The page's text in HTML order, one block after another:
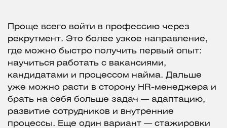
Проще всего войти в профессию через
рекрутмент. Это более узкое направление,
где можно быстро получить первый опыт:
научиться работать с вакансиями,
кандидатами и процессом найма. Дальше
уже можно расти в сторону HR-менеджера и
брать на себя больше задач — адаптацию,
развитие сотрудников и внутренние
процессы. Еще один вариант — стажировки